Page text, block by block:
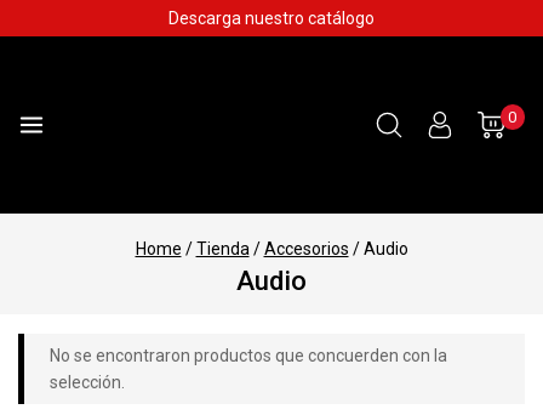
to
Descarga nuestro catálogo
0
Home / Tienda / Accesorios / Audio
Audio
No se encontraron productos que concuerden con la
selección.